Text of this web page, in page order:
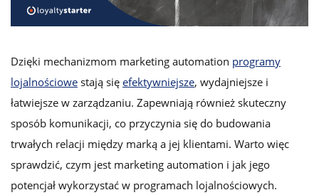
Dzięki mechanizmom marketing automation programy
lojalnościowe stają się efektywniejsze, wydajniejsze i
łatwiejsze w zarządzaniu. Zapewniają również skuteczny
sposób komunikacji, co przyczynia się do budowania
trwałych relacji między marką a jej klientami. Warto więc
sprawdzić, czym jest marketing automation i jak jego
potencjał wykorzystać w programach lojalnościowych.